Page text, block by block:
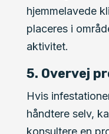
hjemmelavede
placeres i
aktivitet.
5. Overvej
Hvis
håndtere selv,
konsultere en